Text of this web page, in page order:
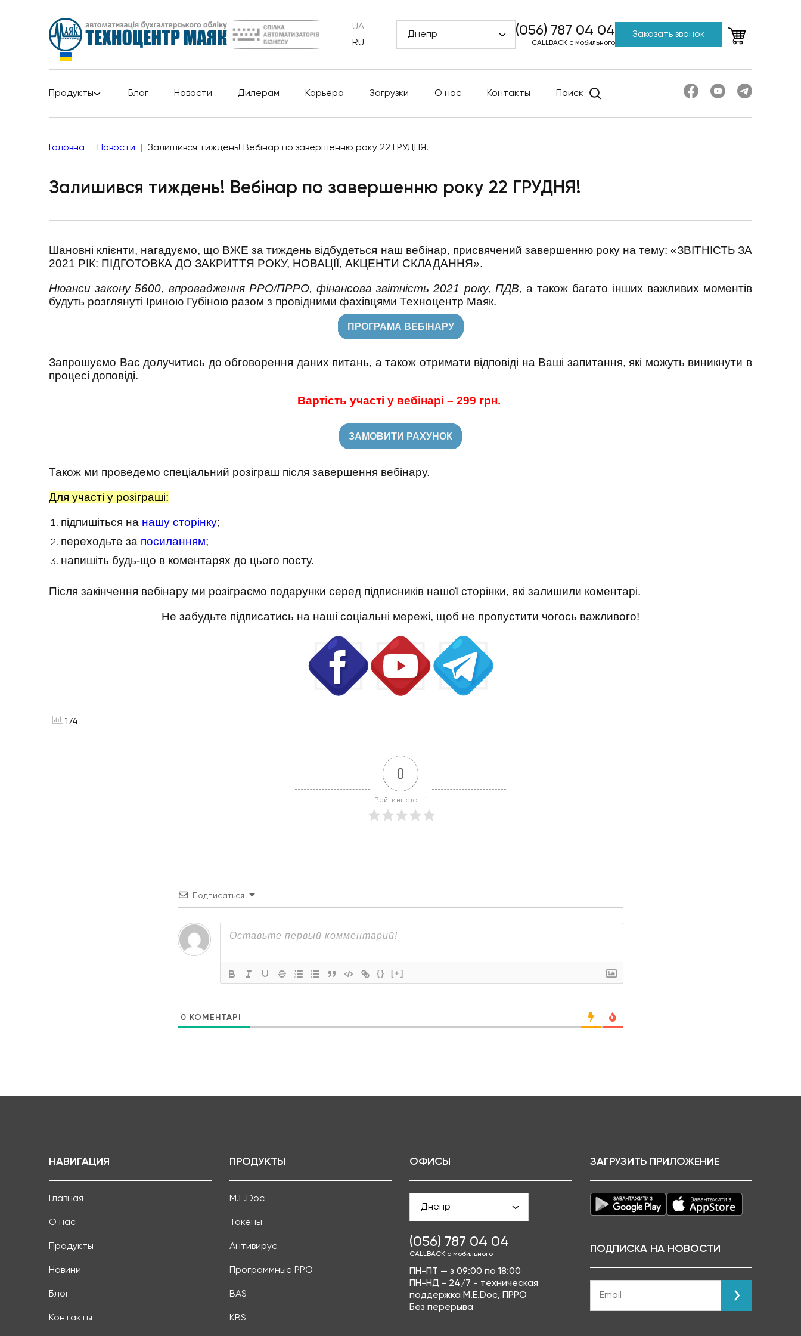
UA
RU
Днепр (056) 787 04 04
CALLBACK с мобильного
Заказать звонок
Продукты Блог Новости Дилерам Карьера Загрузки О нас Контакты Поиск
Головна Новости Залишився тиждень! Вебінар по завершенню року 22 ГРУДНЯ!
Залишився тиждень! Вебінар по завершенню року 22 ГРУДНЯ!
Шановні клієнти, нагадуємо, що ВЖЕ за тиждень відбудеться наш вебінар, присвячений завершенню року на тему: «ЗВІТНІСТЬ ЗА
2021 РІК: ПІДГОТОВКА ДО ЗАКРИТТЯ РОКУ, НОВАЦІЇ, АКЦЕНТИ СКЛАДАННЯ».
Нюанси закону 5600, впровадження РРО/ПРРО, фінансова звітність 2021 року, ПДВ, а також багато інших важливих моментів
будуть розглянуті Іриною Губіною разом з провідними фахівцями Техноцентр Маяк.
ПРОГРАМА ВЕБІНАРУ
Запрошуємо Вас долучитись до обговорення даних питань, а також отримати відповіді на Ваші запитання, які можуть виникнути в
процесі доповіді.
Вартість участі у вебінарі – 299 грн.
ЗАМОВИТИ РАХУНОК
Також ми проведемо спеціальний розіграш після завершення вебінару.
Для участі у розіграші:
підпишіться на нашу сторінку;
переходьте за посиланням;
напишіть будь-що в коментарях до цього посту.
Після закінчення вебінару ми розіграємо подарунки серед підписників нашої сторінки, які залишили коментарі.
Не забудьте підписатись на наші соціальні мережі, щоб не пропустити чогось важливого!
174
0
Рейтинг статті
Подписаться
{} [+]
0 КОМЕНТАРІ
НАВИГАЦИЯ
Главная
О нас
Продукты
Новини
Блог
Контакты
ПРОДУКТЫ
M.E.Doc
Токены
Антивирус
Программные РРО
BAS
KBS
ОФИСЫ
Днепр
(056) 787 04 04
CALLBACK с мобильного
ПН-ПТ — з 09:00 по 18:00
ПН-НД - 24/7 - техническая
поддержка M.E.Doc, ПРРО
Без перерыва
ЗАГРУЗИТЬ ПРИЛОЖЕНИЕ
ПОДПИСКА НА НОВОСТИ